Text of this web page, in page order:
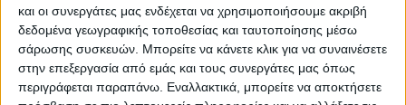
και οι συνεργάτες μας ενδέχεται να χρησιμοποιήσουμε ακριβή
δεδομένα γεωγραφικής τοποθεσίας και ταυτοποίησης μέσω
σάρωσης συσκευών. Μπορείτε να κάνετε κλικ για να συναινέσετε
στην επεξεργασία από εμάς και τους συνεργάτες μας όπως
περιγράφεται παραπάνω. Εναλλακτικά, μπορείτε να αποκτήσετε
ΠΑΡΟΜΟΙΑ ΑΡΘΡΑ